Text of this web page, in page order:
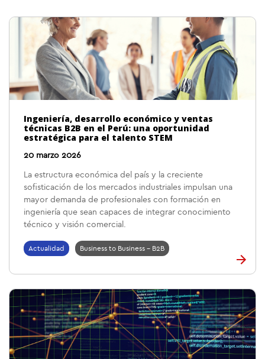
Ingeniería, desarrollo económico y ventas
técnicas B2B en el Perú: una oportunidad
estratégica para el talento STEM
20 marzo 2026
La estructura económica del país y la creciente
sofisticación de los mercados industriales impulsan una
mayor demanda de profesionales con formación en
ingeniería que sean capaces de integrar conocimiento
técnico y visión comercial.
Actualidad Business to Business - B2B